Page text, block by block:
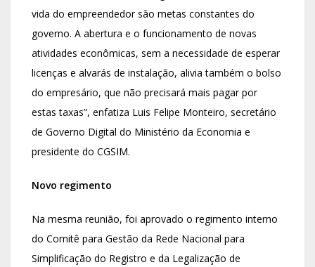
vida do empreendedor são metas constantes do
governo. A abertura e o funcionamento de novas
atividades econômicas, sem a necessidade de esperar
licenças e alvarás de instalação, alivia também o bolso
do empresário, que não precisará mais pagar por
estas taxas”, enfatiza Luis Felipe Monteiro, secretário
de Governo Digital do Ministério da Economia e
presidente do CGSIM.
Novo regimento
Na mesma reunião, foi aprovado o regimento interno
do Comitê para Gestão da Rede Nacional para
Simplificação do Registro e da Legalização de